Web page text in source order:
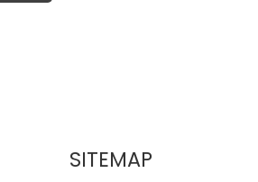
SITEMAP